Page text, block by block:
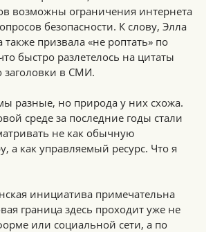
возможны ограничения интернета
безопасности. К слову, Элла
призвала «не роптать» по
быстро разлетелось на цитаты
заголовки в СМИ.
разные, но природа у них схожа.
среде за последние годы стали
не как обычную
а как управляемый ресурс. Что я
инициатива примечательна
граница здесь проходит уже не
или социальной сети, а по